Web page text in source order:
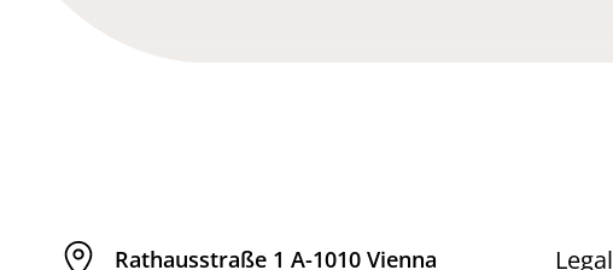
Rathausstraße 1 A-1010 Vienna